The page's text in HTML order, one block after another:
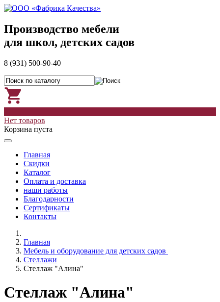
Производство мебели
для школ, детских садов
8 (931) 500-90-40
Нет товаров
Корзина пуста
Главная
Скидки
Каталог
Оплата и доставка
наши работы
Благодарности
Сертификаты
Контакты
Главная
Мебель и оборудование для детских садов
Стеллажи
Стеллаж "Алина"
Стеллаж "Алина"